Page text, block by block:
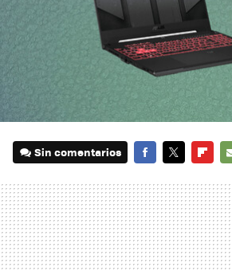
Sin comentarios